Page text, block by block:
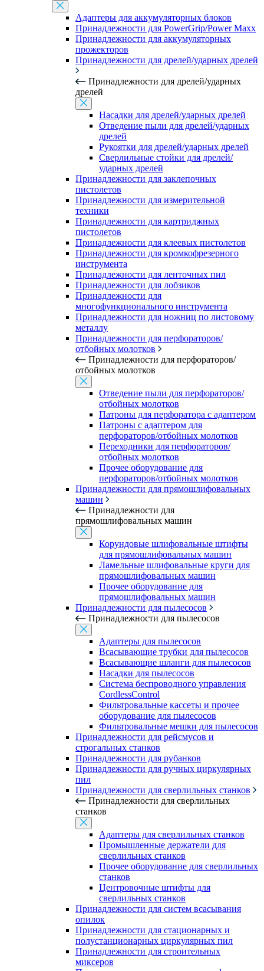
Адаптеры для аккумуляторных блоков
Принадлежности для PowerGrip/Power Maxx
Принадлежности для аккумуляторных
прожекторов
Принадлежности для дрелей/ударных дрелей
Принадлежности для дрелей/ударных
дрелей
Насадки для дрелей/ударных дрелей
Отведение пыли для дрелей/ударных
дрелей
Рукоятки для дрелей/ударных дрелей
Сверлильные стойки для дрелей/
ударных дрелей
Принадлежности для заклепочных
пистолетов
Принадлежности для измерительной
техники
Принадлежности для картриджных
пистолетов
Принадлежности для клеевых пистолетов
Принадлежности для кромкофрезерного
инструмента
Принадлежности для ленточных пил
Принадлежности для лобзиков
Принадлежности для
многофункционального инструмента
Принадлежности для ножниц по листовому
металлу
Принадлежности для перфораторов/
отбойных молотков
Принадлежности для перфораторов/
отбойных молотков
Отведение пыли для перфораторов/
отбойных молотков
Патроны для перфоратора с адаптером
Патроны с адаптером для
перфораторов/отбойных молотков
Переходники для перфораторов/
отбойных молотков
Прочее оборудование для
перфораторов/отбойных молотков
Принадлежности для прямошлифовальных
машин
Принадлежности для
прямошлифовальных машин
Корундовые шлифовальные штифты
для прямошлифовальных машин
Ламельные шлифовальные круги для
прямошлифовальных машин
Прочее оборудование для
прямошлифовальных машин
Принадлежности для пылесосов
Принадлежности для пылесосов
Адаптеры для пылесосов
Всасывающие трубки для пылесосов
Всасывающие шланги для пылесосов
Насадки для пылесосов
Система беспроводного управления
CordlessControl
Фильтровальные кассеты и прочее
оборудование для пылесосов
Фильтровальные мешки для пылесосов
Принадлежности для рейсмусов и
строгальных станков
Принадлежности для рубанков
Принадлежности для ручных циркулярных
пил
Принадлежности для сверлильных станков
Принадлежности для сверлильных
станков
Адаптеры для сверлильных станков
Промышленные держатели для
сверлильных станков
Прочее оборудование для сверлильных
станков
Центровочные штифты для
сверлильных станков
Принадлежности для систем всасывания
опилок
Принадлежности для стационарных и
полустанционарных циркулярных пил
Принадлежности для строительных
миксеров